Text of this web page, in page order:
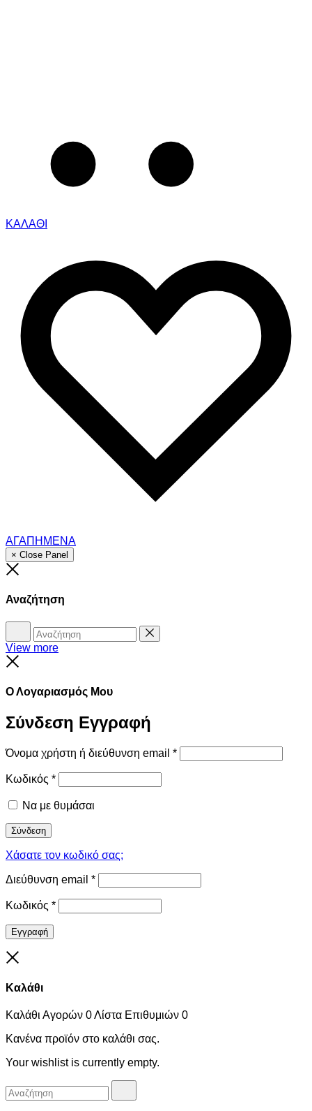
ΚΑΛΑΘΙ
ΑΓΑΠΗΜΕΝΑ
× Close Panel
Αναζήτηση
Αναζήτηση Reset
View more
Ο Λογαριασμός Μου
Σύνδεση Εγγραφή
Όνομα χρήστη ή διεύθυνση email *
Κωδικός *
Να με θυμάσαι
Σύνδεση
Χάσατε τον κωδικό σας;
Διεύθυνση email *
Κωδικός *
Εγγραφή
Καλάθι
Καλάθι Αγορών 0Λίστα Επιθυμιών 0
Κανένα προϊόν στο καλάθι σας.
Your wishlist is currently empty.
Αναζήτησα
για: